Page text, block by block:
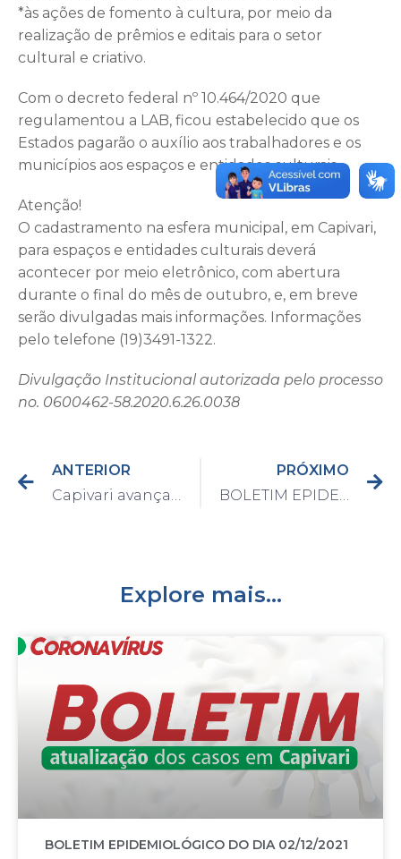
*às ações de fomento à cultura, por meio da
realização de prêmios e editais para o setor
cultural e criativo.
Com o decreto federal nº 10.464/2020 que
regulamentou a LAB, ficou estabelecido que os
Estados pagarão o auxílio aos trabalhadores e os
municípios aos espaços e entidades culturais.
Atenção!
O cadastramento na esfera municipal, em Capivari,
para espaços e entidades culturais deverá
acontecer por meio eletrônico, com abertura
durante o final do mês de outubro, e, em breve
serão divulgadas mais informações. Informações
pelo telefone (19)3491-1322.
Divulgação Institucional autorizada pelo processo
no. 0600462-58.2020.6.26.0038
ANTERIOR
PRÓXIMO
Explore mais...
BOLETIM EPIDEMIOLÓGICO DO DIA 02/12/2021